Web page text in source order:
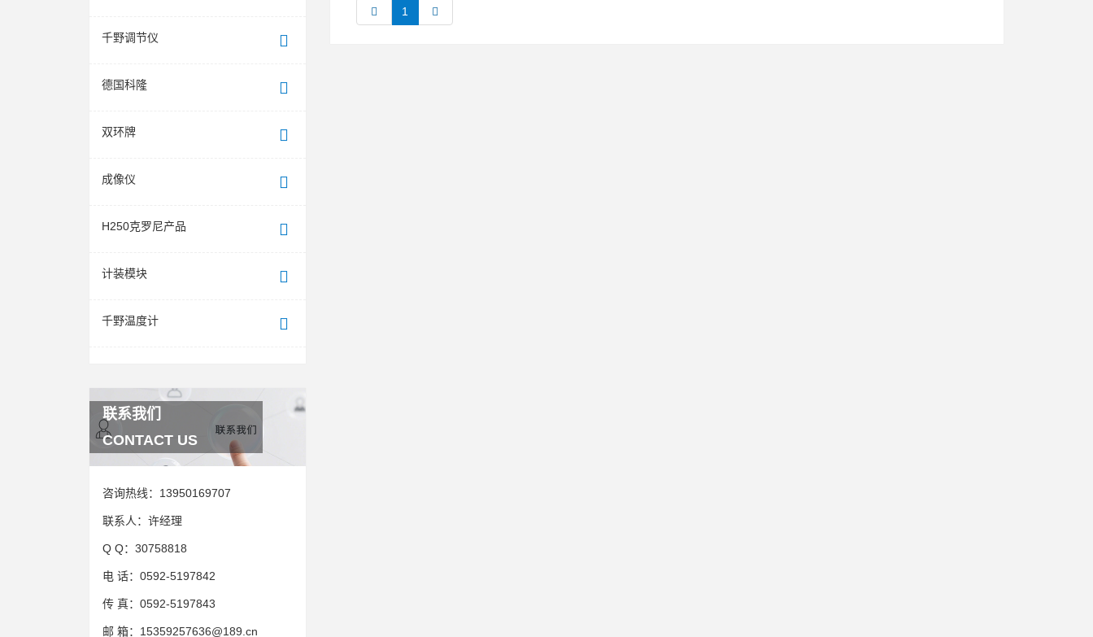
千野调节仪
德国科隆
双环牌
成像仪
H250克罗尼产品
计装模块
千野温度计
联系我们
CONTACT US
咨询热线： 13950169707
联系人： 许经理
Q Q： 30758818
电 话： 0592-5197842
传 真： 0592-5197843
邮 箱： 15359257636@189.cn
1